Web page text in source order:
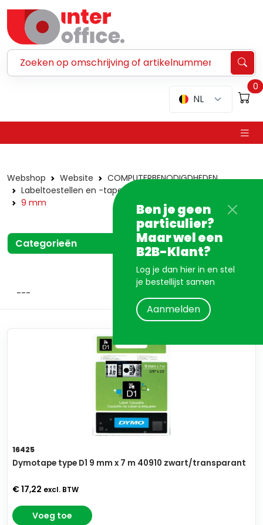
NL
0
Ben je geen
particulier?
Maar wel een
B2B-Klant?
Log je dan hier in en stel
je bestellijst samen
Aanmelden
Webshop Website
COMPUTERBENODIGDHEDEN
Labeltoestellen en -tapes
9 mm
Categorieën
16425
Dymotape type D1 9 mm x 7 m 40910 zwart/transparant
€ 17,22 excl. BTW
Voeg toe